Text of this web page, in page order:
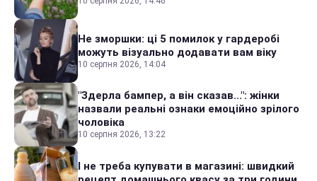
Не зморшки: ці 5 помилок у гардеробі
можуть візуально додавати вам віку
10 серпня 2026, 14:04
"Здерла бампер, а він сказав...": жінки
назвали реальні ознаки емоційно зрілого
чоловіка
10 серпня 2026, 13:22
І не треба купувати в магазині: швидкий